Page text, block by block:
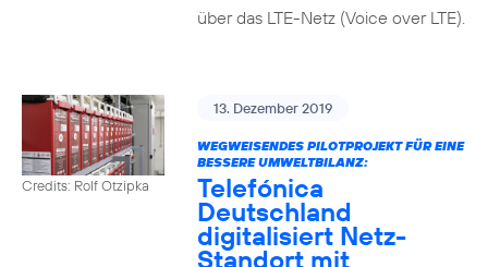
über das LTE-Netz (Voice over LTE).
Credits: Rolf Otzipka
13. Dezember 2019
WEGWEISENDES PILOTPROJEKT FÜR EINE
BESSERE UMWELTBILANZ:
Telefónica
Deutschland
digitalisiert Netz-
Standort mit